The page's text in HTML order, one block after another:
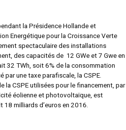
la Présidence Hollande et
Energétique pour la Croissance Verte
spectaculaire des installations
des capacités de 12 GWe et 7 Gwe en
32 TWh, soit 6% de la consommation
par une taxe parafiscale, la CSPE.
la CSPE utilisées pour le financement, par
éolienne et photovoltaïque, est
18 milliards d’euros en 2016.